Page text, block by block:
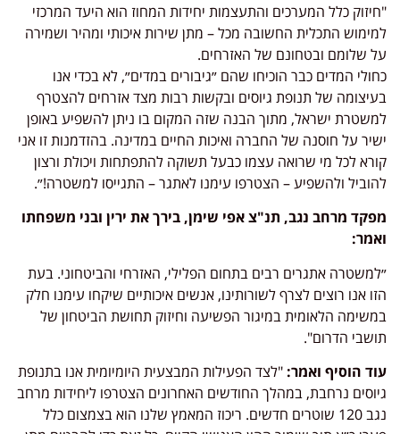
"חיזוק כלל המערכים והתעצמות יחידות המחוז הוא היעד המרכזי
למימוש התכלית החשובה מכל – מתן שירות איכותי ומהיר ושמירה
על שלומם ובטחונם של האזרחים.
כחולי המדים כבר הוכיחו שהם ״גיבורים במדים״, לא בכדי אנו
בעיצומה של תנופת גיוסים ובקשות רבות מצד אזרחים להצטרף
למשטרת ישראל, מתוך הבנה שזה המקום בו ניתן להשפיע באופן
ישיר על חוסנה של החברה ואיכות החיים במדינה. בהזדמנות זו אני
קורא לכל מי שרואה עצמו כבעל תשוקה להתפתחות ויכולת ורצון
להוביל ולהשפיע – הצטרפו עימנו לאתגר – התגייסו למשטרה!״.
מפקד מרחב נגב, תנ"צ אפי שימן, בירך את ירין ובני משפחתו
ואמר:
״למשטרה אתגרים רבים בתחום הפלילי, האזרחי והביטחוני. בעת
הזו אנו רוצים לצרף לשורותינו, אנשים איכותיים שיקחו עימנו חלק
במשימה הלאומית במיגור הפשיעה וחיזוק תחושת הביטחון של
תושבי הדרום".
עוד הוסיף ואמר: "לצד הפעילות המבצעית היומיומית אנו בתנופת
גיוסים נרחבת, במהלך החודשים האחרונים הצטרפו ליחידות מרחב
נגב 120 שוטרים חדשים. ריכוז המאמץ שלנו הוא בצמצום כלל